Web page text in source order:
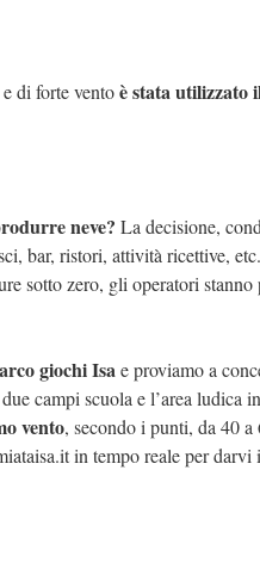
di forte ventoè stata utilizzato
neve? La decisione,
bar, ristori, attività ricettive,
sotto zero, gli operatori stanno
giochi Isae proviamo a
campi scuola e l’area ludica
vento, secondo i punti, da 40
in tempo reale per